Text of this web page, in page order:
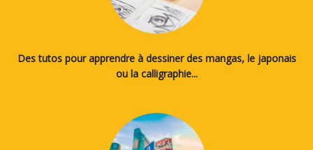
Des tutos pour apprendre à dessiner des mangas, le japonais
ou la calligraphie...